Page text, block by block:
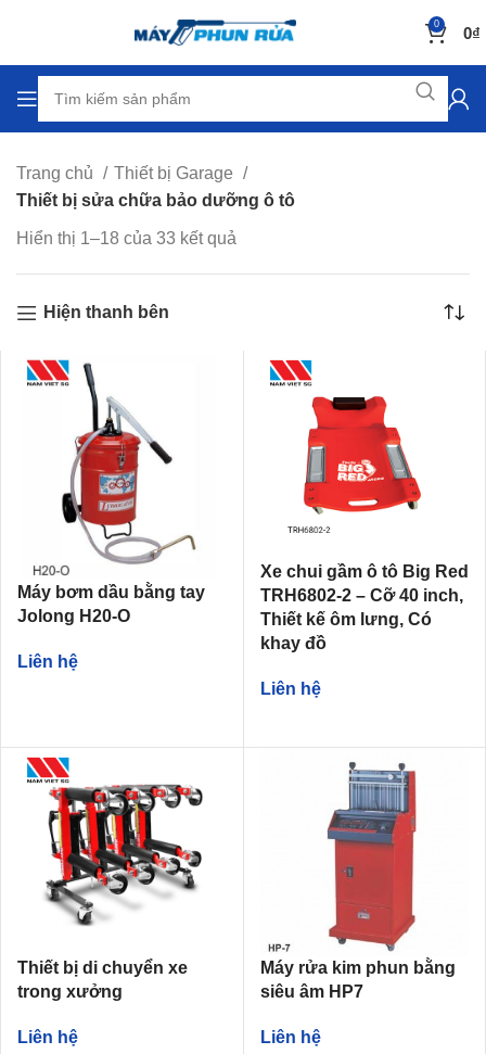
0 0₫
Trang chủ
Thiết bị Garage
Thiết bị sửa chữa bảo dưỡng ô tô
Hiển thị 1–18 của 33 kết quả
Hiện thanh bên
Máy bơm dầu bằng tay
Jolong H20-O
Liên hệ
Xe chui gầm ô tô Big Red
TRH6802-2 – Cỡ 40 inch,
Thiết kế ôm lưng, Có
khay đồ
Liên hệ
Thiết bị di chuyển xe
trong xưởng
Liên hệ
Máy rửa kim phun bằng
siêu âm HP7
Liên hệ